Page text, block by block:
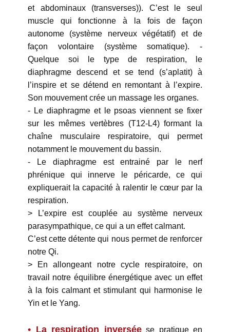
et abdominaux (transverses)). C’est le seul
muscle qui fonctionne à la fois de façon
autonome (système nerveux végétatif) et de
façon volontaire (système somatique). -
Quelque soi le type de respiration, le
diaphragme descend et se tend (s’aplatit) à
l’inspire et se détend en remontant à l’expire.
Son mouvement crée un massage les organes.
- Le diaphragme et le psoas viennent se fixer
sur les mêmes vertèbres (T12-L4) formant la
chaîne musculaire respiratoire, qui permet
notamment le mouvement du bassin.
- Le diaphragme est entrainé par le nerf
phrénique qui innerve le péricarde, ce qui
expliquerait la capacité à ralentir le cœur par la
respiration.
> L’expire est couplée au système nerveux
parasympathique, ce qui a un effet calmant.
C’est cette détente qui nous permet de renforcer
notre Qi.
> En allongeant notre cycle respiratoire, on
travail notre équilibre énergétique avec un effet
à la fois calmant et stimulant qui harmonise le
Yin et le Yang.
• La respiration inverséese pratique en